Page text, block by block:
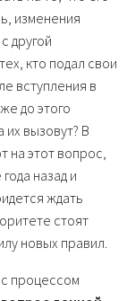
изменения
другой
кто подал свои
вступления в
до этого
их вызовут? В
на этот вопрос,
назад и
ждать
стоят
новых правил.
процессом